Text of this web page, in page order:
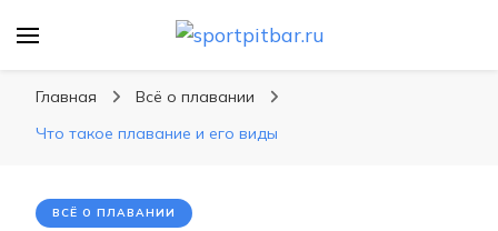
спортивных упражнения, правильные
диеты, программы тренировок
Главная
Всё о плавании
Что такое плавание и его виды
ВСЁ О ПЛАВАНИИ